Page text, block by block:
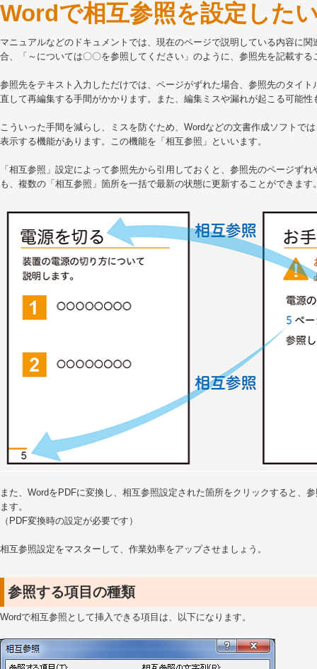
Wordで相互参照を設定した
マニュアルなどのドキュメントでは、現在のページで説明している内容に
合、「～については〇〇を参照してください」のように、参照先を記載する
参照先をテキスト入力しただけでは、ページがずれた場合、参照先のタイ
直して再編集する手間がかかります。また、編集ミスや漏れが起こる可能性
こういった手間を減らし、ミスを防ぐため、Wordなどの文書作成ソフトで
表示する機能があります。この機能を「相互参照」といいます。
「相互参照」設定によって参照先から引用しておくと、参照先のページず
も、複数の「相互参照」箇所を一括で最新の状態に更新することができます
また、WordをPDFに変換し、相互参照設定された箇所をクリックすると、
ます。
（PDF変換時の設定が必要です）
相互参照設定をマスターして、作業効率をアップさせましょう。
参照する項目の種類
Wordで相互参照として挿入できる項目は、以下になります。